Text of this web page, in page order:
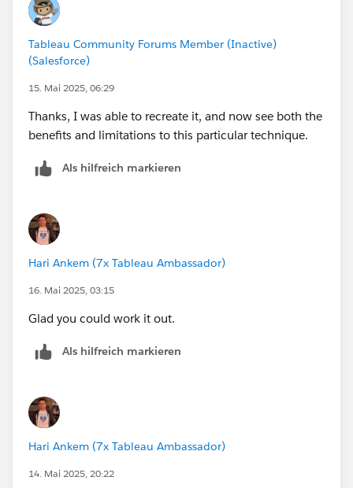
Tableau Community Forums Member (Inactive)
(Salesforce)
15. Mai 2025, 06:29
Thanks, I was able to recreate it, and now see both the
benefits and limitations to this particular technique.
Als hilfreich markieren
Hari Ankem (7x Tableau Ambassador)
16. Mai 2025, 03:15
Glad you could work it out.
Als hilfreich markieren
Hari Ankem (7x Tableau Ambassador)
14. Mai 2025, 20:22